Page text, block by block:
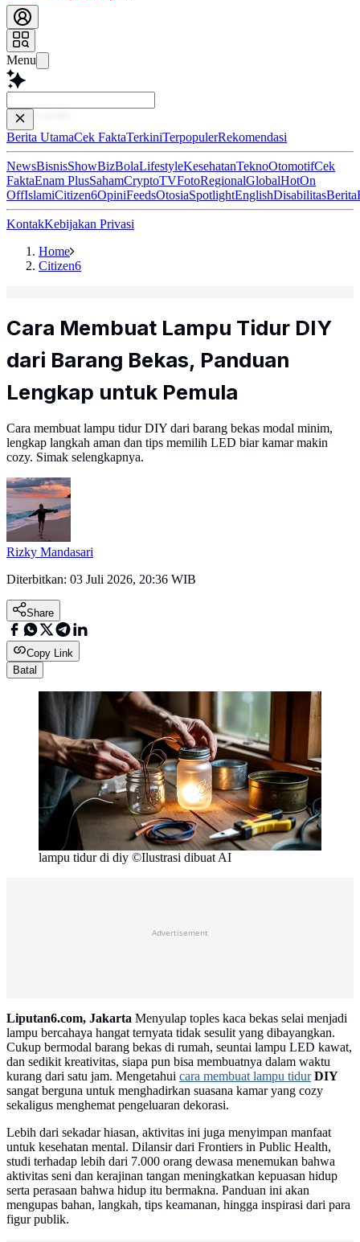
Menu
Baca lebih cep
Berita UtamaCek FaktaTerkiniTerpopulerRekomendasi
NewsBisnisShowBizBolaLifestyleKesehatanTeknoOtomotifCek
FaktaEnam PlusSahamCryptoTVFotoRegionalGlobalHotOn
OffIslamiCitizen6OpiniFeedsOtosiaSpotlightEnglishDisabilitasBerita
KontakKebijakan Privasi
Home
Citizen6
Cara Membuat Lampu Tidur DIY
dari Barang Bekas, Panduan
Lengkap untuk Pemula
Cara membuat lampu tidur DIY dari barang bekas modal minim,
lengkap langkah aman dan tips memilih LED biar kamar makin
cozy. Simak selengkapnya.
Rizky Mandasari
Diterbitkan: 03 Juli 2026, 20:36 WIB
Share
Copy Link
Batal
lampu tidur di diy ©Ilustrasi dibuat AI
Advertisement
Liputan6.com, Jakarta Menyulap toples kaca bekas selai menjadi
lampu bercahaya hangat ternyata tidak sesulit yang dibayangkan.
Cukup bermodal barang bekas di rumah, seuntai lampu LED kawat,
dan sedikit kreativitas, siapa pun bisa membuatnya dalam waktu
kurang dari satu jam. Mengetahui cara membuat lampu tidurDIY
sangat berguna untuk menghadirkan suasana kamar yang cozy
sekaligus menghemat pengeluaran dekorasi.
Lebih dari sekadar hiasan, aktivitas ini juga menyimpan manfaat
untuk kesehatan mental. Dilansir dari Frontiers in Public Health,
studi terhadap lebih dari 7.000 orang dewasa menemukan bahwa
aktivitas seni dan kerajinan tangan meningkatkan kepuasan hidup
serta perasaan bahwa hidup itu bermakna. Panduan ini akan
mengupas bahan, langkah, tips keamanan, hingga inspirasi dari para
figur publik.